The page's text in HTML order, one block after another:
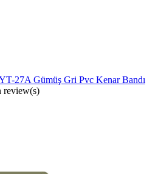
27A Gümüş Gri Pvc Kenar Bandı
review(s)